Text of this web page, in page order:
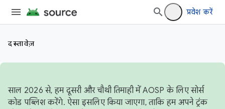
प्रवेश करें
दस्तावेज़
साल 2026 से, हम दूसरी और चौथी तिमाही में AOSP के लिए सोर्स
कोड पब्लिश करेंगे. ऐसा इसलिए किया जाएगा, ताकि हम अपने ट्रंक